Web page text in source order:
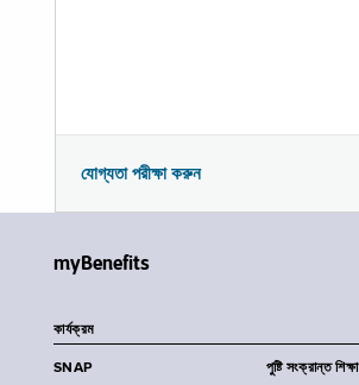
যোগ্যতা পরীক্ষা করুন
myBenefits
কার্যক্রম
SNAP পুষ্টি সংক্রান্ত শিক্ষা